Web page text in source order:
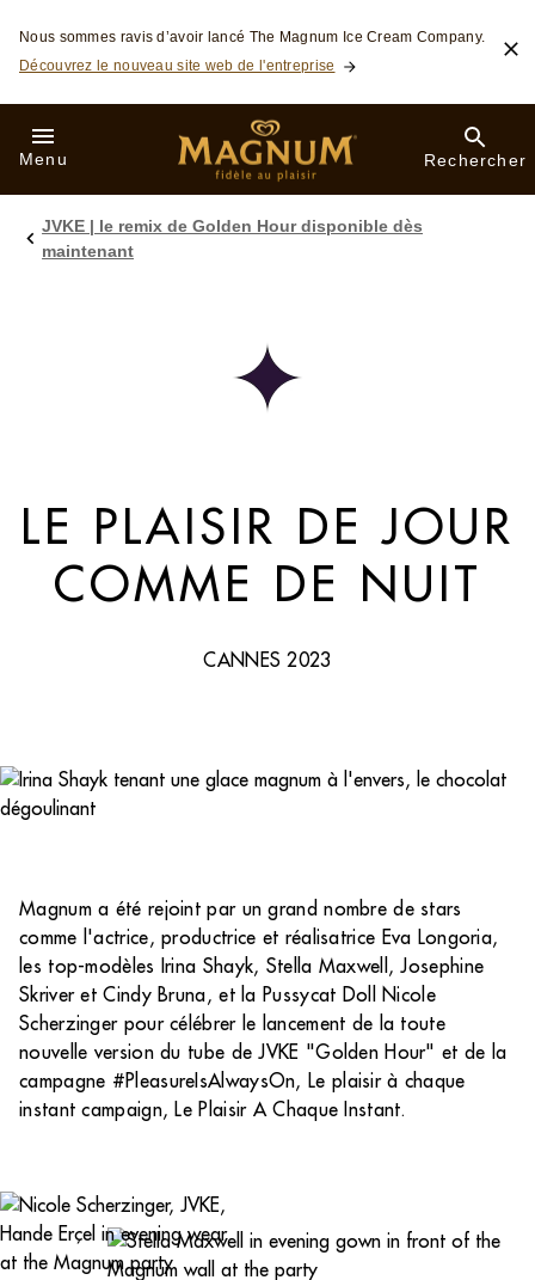
Skip to:
Nous sommes ravis d’avoir lancé The Magnum Ice Cream Company.
Découvrez le nouveau site web de l'entreprise
Menu Rechercher
JVKE | le remix de Golden Hour disponible dès
maintenant
LE PLAISIR DE JOUR
COMME DE NUIT
CANNES 2023
Magnum a été rejoint par un grand nombre de stars
comme l'actrice, productrice et réalisatrice Eva Longoria,
les top-modèles Irina Shayk, Stella Maxwell, Josephine
Skriver et Cindy Bruna, et la Pussycat Doll Nicole
Scherzinger pour célébrer le lancement de la toute
nouvelle version du tube de JVKE "Golden Hour" et de la
campagne #PleasureIsAlwaysOn, Le plaisir à chaque
instant campaign, Le Plaisir A Chaque Instant.